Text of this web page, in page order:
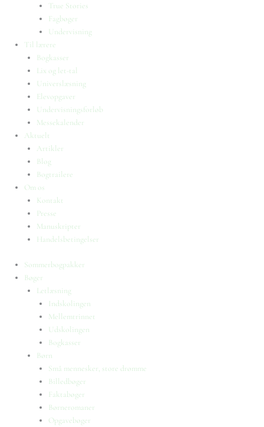
True Stories
Fagbøger
Undervisning
Til lærere
Bogkasser
Lix og let-tal
Universlæsning
Elevopgaver
Undervisningsforløb
Messekalender
Aktuelt
Artikler
Blog
Bogtrailere
Om os
Kontakt
Presse
Manuskripter
Handelsbetingelser
Sommerbogpakker
Bøger
Letlæsning
Indskolingen
Mellemtrinnet
Udskolingen
Bogkasser
Børn
Små mennesker, store drømme
Billedbøger
Faktabøger
Børneromaner
Opgavebøger